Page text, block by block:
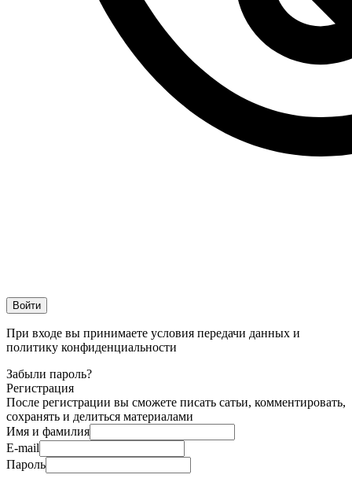
При входе вы принимаете условия передачи данных и
политику конфиденциальности
Забыли пароль?
Регистрация
После регистрации вы сможете писать сатьи, комментировать,
сохранять и делиться материалами
Имя и фамилия
E-mail
Пароль